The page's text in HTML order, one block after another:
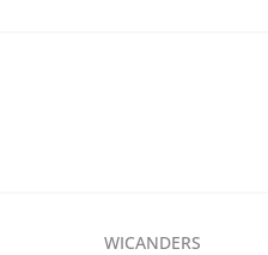
WICANDERS